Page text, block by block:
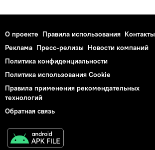
О проекте Правила использования Контакты
Реклама Пресс-релизы Новости компаний
Политика конфиденциальности
Политика использования Cookie
Правила применения рекомендательных
технологий
Обратная связь